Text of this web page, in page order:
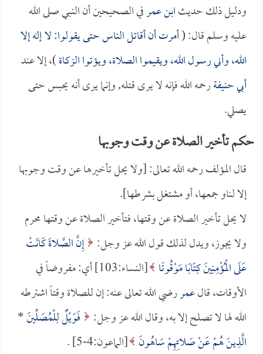
ودليل ذلك حديثابن عمرفي الصحيحين أن النبي صلى الله
عليه وسلم قال: (أمرت أن أقاتل الناس حتى يقولوا: لا إله إلا
الله، وأني رسول الله، ويقيموا الصلاة، ويؤتوا الزكاة)، إلا عند
أبي حنيفةرحمه الله فإنه لا يرى قتله, وإنما يرى أنه يحبس حتى
يصلي.
حكم تأخير الصلاة عن وقت وجوبها
قال المؤلف رحمه الله تعالى: [ولا يحل تأخيرها عن وقت وجوبها
إلا لناو جمعها، أو مشتغل بشرطها].
لا يحل تأخير الصلاة عن وقتها، فتأخير الصلاة عن وقتها محرم
ولا يجوز، ويدل لذلك قول الله عز وجل: إِنَّ الصَّلاةَ كَانَتْ
عَلَى الْمُؤْمِنِينَ كِتَابًا مَوْقُوتًا
[النساء:103] أي: مفروضاً في
الأوقات، قالعمررضي الله تعالى عنه: إن للصلاة وقتاً اشترطه
الله لها لا تصلح إلا به، وقال الله عز وجل:
فَوَيْلٌ لِلْمُصَلِّينَ*
الَّذِينَ هُمْ عَنْ صَلاتِهِمْ سَاهُونَ [الماعون:4-5] .